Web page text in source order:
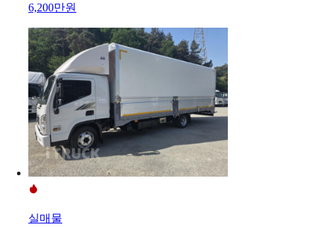
6,200만원
실매물